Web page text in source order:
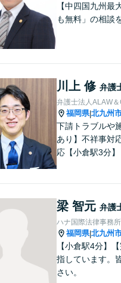
【中四国九州
も無料」の相談
川上 修 弁護
弁護士法人ALAW
福岡県|北九州
下請トラブルや
あり】不祥事対
応【小倉駅3分】
梁 智元 弁護
ハナ国際法律事務所
福岡県|北九州
【小倉駅4分】
指しています。
さい。